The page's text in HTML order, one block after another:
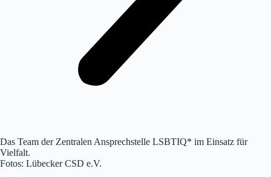
Das Team der Zentralen Ansprechstelle LSBTIQ* im Einsatz für
Vielfalt.
Fotos: Lübecker CSD e.V.